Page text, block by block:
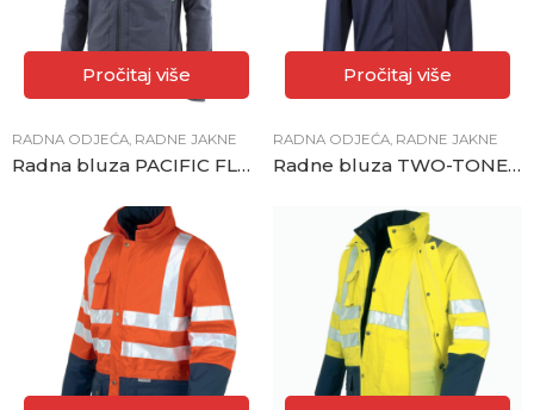
Pročitaj više
RADNA ODJEĆA RADNE JAKNE
Radna bluza PACIFIC FLEX siva
Pročitaj više
RADNA ODJEĆA RADNE JAKNE
Radne bluza TWO-TONE plava